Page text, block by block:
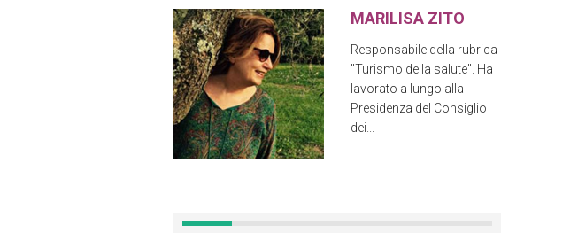
MARILISA ZITO
Responsabile della rubrica
"Turismo della salute". Ha
lavorato a lungo alla
Presidenza del Consiglio
dei...